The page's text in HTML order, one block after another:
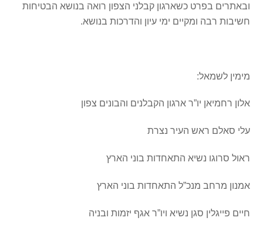
ובאתרים בפרט כשארגון קבלני הצפון רואה בנושא הבטיחות
חשיבות רבה ומקיים ימי עיון והדרכות בנושא.
מימין לשמאל:
אלון רחמיאן יו”ר ארגון הקבלנים והבונים צפון
עלי סאלם ראש העיר נצרת
ראול סרוגו נשיא התאחדות בוני הארץ
אמנון מרחב מנכ”ל התאחדות בוני הארץ
חיים פייגלין סגן נשיא ויו”ר אגף יזמות ובניה